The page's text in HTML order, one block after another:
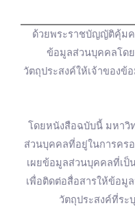
o
o
k
b
e
ด้วยพระราชบัญญัติคุ้ม
ข้อมูลส่วนบุคคลโด
วัตถุประสงค์ให้เจ้าของ
โดยหนังสือฉบับนี้ มหาวิ
ส่วนบุคคลที่อยู่ในการคร
เผยข้อมูลส่วนบุคคลที่เ
เพื่อติดต่อสื่อสารให้ข้อมู
วัตถุประสงค์ที่ระ